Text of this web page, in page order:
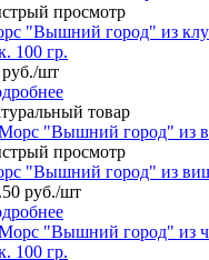
просмотр
"Вышний город" из
100 гр.
руб./шт
товар
просмотр
"Вышний город" из
руб./шт